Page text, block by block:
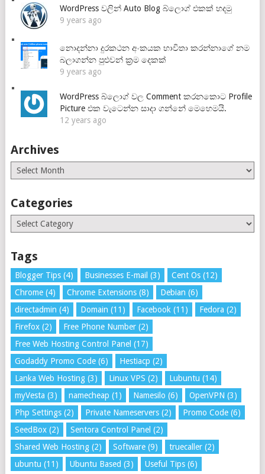
WordPress වලින් Auto Blog බ්ලොග් එකක් හදමු
9 years ago
නොදන්නා දුරකථන අංකයක භාවිතා කරන්නාගේ නම
බලාගන්න පුළුවන් ක්‍රම දෙකක්
9 years ago
WordPress බ්ලොග් වල Comment කරනකොට Profile
Picture එක වැටෙන්න සාදා ගන්නේ මෙහෙමයි.
12 years ago
Archives
Archives
Categories
Categories
Tags
Blogger Tips(4) Businesses E-mail (3) Cent Os(12)
Chrome(4) Chrome Extensions(8) Debian (6)
directadmin (4) Domain (11) Facebook (11) Fedora (2)
Firefox(2) Free Phone Number(2)
Free Web Hosting Control Panel (17)
Godaddy Promo Code(6) Hestiacp (2)
Lanka Web Hosting(3) Linux VPS (2) Lubuntu (14)
myVesta (3) namecheap (1) Namesilo (6) OpenVPN (3)
Php Settings(2) Private Nameservers(2) Promo Code(6)
SeedBox(2) Sentora Control Panel (2)
Shared Web Hosting(2) Software(9) truecaller(2)
ubuntu (11) Ubuntu Based (3) Useful Tips(6)